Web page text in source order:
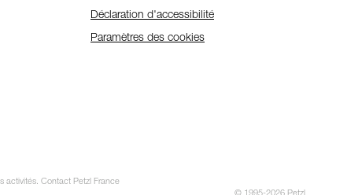
Déclaration d'accessibilité
Paramètres des cookies
activités. Contact Petzl France